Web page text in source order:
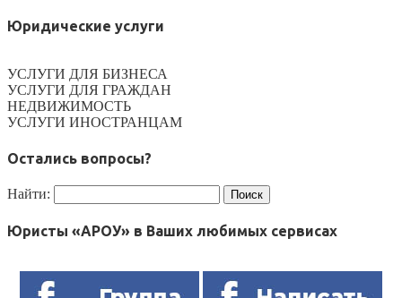
Юридические услуги
УСЛУГИ ДЛЯ БИЗНЕСА
УСЛУГИ ДЛЯ ГРАЖДАН
НЕДВИЖИМОСТЬ
УСЛУГИ ИНОСТРАНЦАМ
Остались вопросы?
Найти:
Юристы «АРОУ» в Ваших любимых сервисах